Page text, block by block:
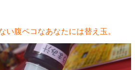
い腹ペコなあなたには替え玉。